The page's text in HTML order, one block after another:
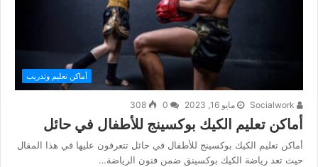
أماكن تعليم وتدريب
مايو 16, 2023 308
أماكن تعليم الكيك بوكسينج للأطفال في حائل
أماكن تعليم الكيك بوكسينج للأطفال في حائل تتعرفون عليها في هذا المقال
حيث تعد رياضة الكيك بوكسينق ضمن فنون الرياضة…